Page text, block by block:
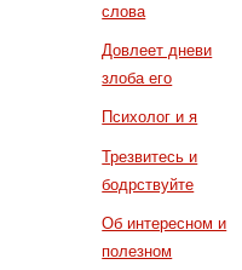
слова
Довлеет дневи
злоба его
Психолог и я
Трезвитесь и
бодрствуйте
Об интересном и
полезном